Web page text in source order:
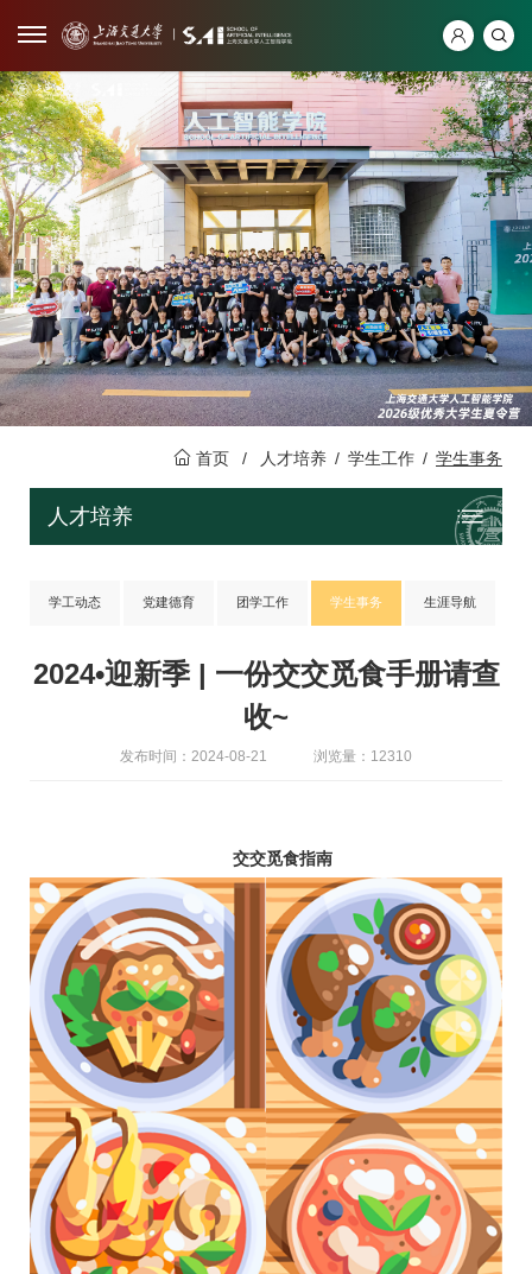
首页 / 人才培养 / 学生工作 / 学生事务
人才培养
学工动态 党建德育 团学工作 学生事务 生涯导航
2024•迎新季 | 一份交交觅食手册请查
收~
发布时间：2024-08-21 浏览量：12310
交交觅食指南